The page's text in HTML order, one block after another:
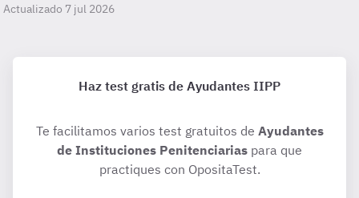
Actualizado 7 jul 2026
Haz test gratis de Ayudantes IIPP
Te facilitamos varios test gratuitos de Ayudantes
de Instituciones Penitenciarias para que
practiques con OpositaTest.